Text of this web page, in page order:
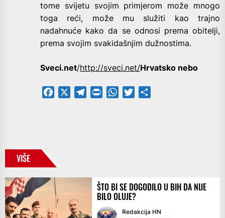
tome svijetu svojim primjerom može mnogo
toga reći, može mu služiti kao trajno
nadahnuće kako da se odnosi prema obitelji,
prema svojim svakidašnjim dužnostima.
Sveci.net/http://sveci.net/Hrvatsko nebo
Facebook TelegramPrintFriendly
WhatsApp
Twitter
VIŠE
ŠTO BI SE DOGODILO U BIH DA NIJE
BILO OLUJE?
Redakcija HN